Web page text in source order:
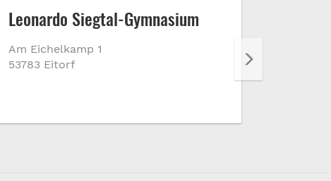
Leonardo Siegtal-Gymnasium
Am Eichelkamp 1
53783 Eitorf